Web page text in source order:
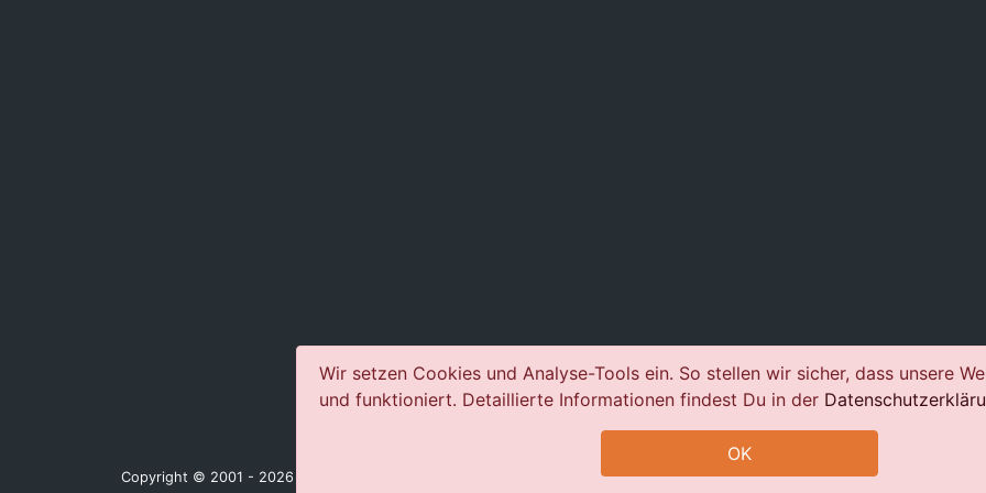
Wir setzen Cookies und Analyse-Tools ein. So stellen wir sicher, dass unsere
und funktioniert. Detaillierte Informationen findest Du in der
OK
Copyright © 2001 - 2026 jazz-concerts.com